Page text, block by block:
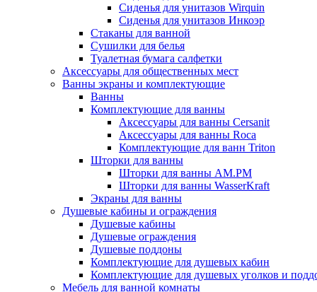
Сиденья для унитазов Wirquin
Сиденья для унитазов Инкоэр
Стаканы для ванной
Сушилки для белья
Туалетная бумага салфетки
Аксессуары для общественных мест
Ванны экраны и комплектующие
Ванны
Комплектующие для ванны
Аксессуары для ванны Cersanit
Аксессуары для ванны Roca
Комплектующие для ванн Triton
Шторки для ванны
Шторки для ванны AM.PM
Шторки для ванны WasserKraft
Экраны для ванны
Душевые кабины и ограждения
Душевые кабины
Душевые ограждения
Душевые поддоны
Комплектующие для душевых кабин
Комплектующие для душевых уголков и
Мебель для ванной комнаты